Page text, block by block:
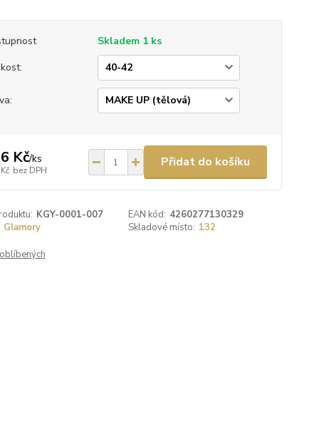
Skladem 1 ks
Kč/ks
bez DPH
Přidat do košíku
KGY-0001-007 EAN kód: 4260277130329
Glamory
Skladové místo: 132